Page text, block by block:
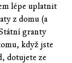
lépe uplatnit
z domu (a
granty
když jste
dotujete ze